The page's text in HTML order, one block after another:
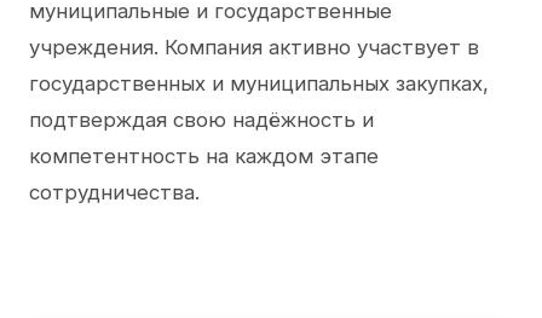
муниципальные и государственные
учреждения. Компания активно участвует в
государственных и муниципальных закупках,
подтверждая свою надёжность и
компетентность на каждом этапе
сотрудничества.